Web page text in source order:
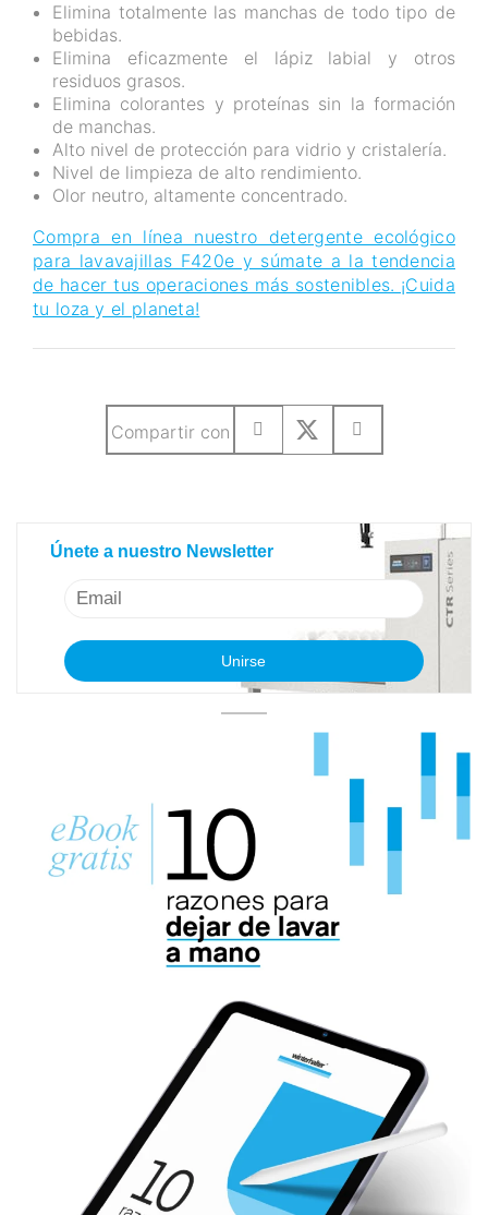
Elimina totalmente las manchas de todo tipo de
bebidas.
Elimina eficazmente el lápiz labial y otros
residuos grasos.
Elimina colorantes y proteínas sin la formación
de manchas.
Alto nivel de protección para vidrio y cristalería.
Nivel de limpieza de alto rendimiento.
Olor neutro, altamente concentrado.
Compra en línea nuestro detergente ecológico
para lavavajillas F420e y súmate a la tendencia
de hacer tus operaciones más sostenibles. ¡Cuida
tu loza y el planeta!
Compartir con
Únete a nuestro Newsletter